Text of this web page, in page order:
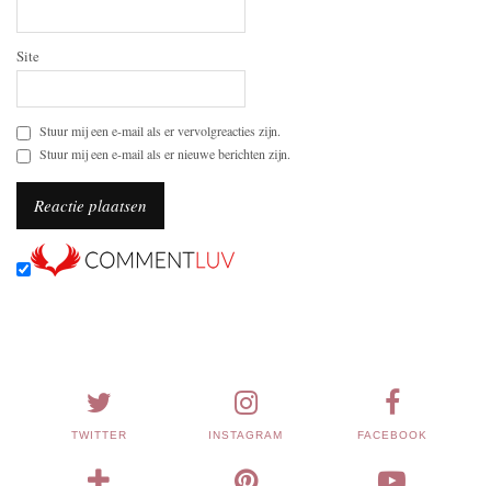
Site
Stuur mij een e-mail als er vervolgreacties zijn.
Stuur mij een e-mail als er nieuwe berichten zijn.
TWITTER INSTAGRAM FACEBOOK